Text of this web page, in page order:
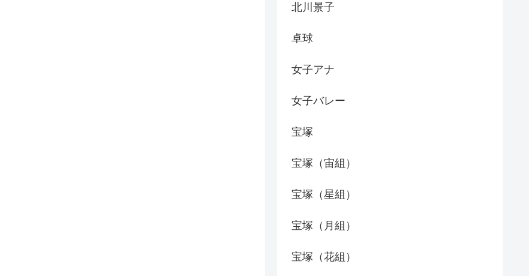
北川景子
卓球
女子アナ
女子バレー
宝塚
宝塚（宙組）
宝塚（星組）
宝塚（月組）
宝塚（花組）